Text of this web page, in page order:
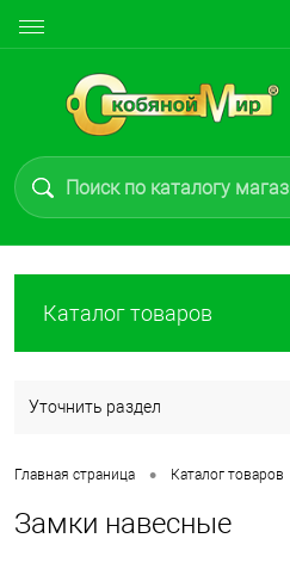
Каталог товаров
Уточнить раздел
Главная страница • Каталог товаров
Замки навесные